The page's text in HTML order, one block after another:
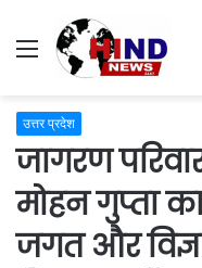
Menu
उत्तर प्रदेश
जागरण
मोहन गुप्ता
जगत और